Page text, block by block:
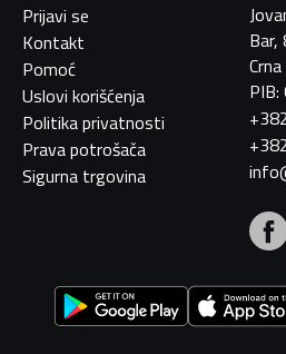
Prijavi se
Kontakt
Pomoć
Uslovi korišćenja
Politika privatnosti
Prava potrošača
Sigurna trgovina
Bar,